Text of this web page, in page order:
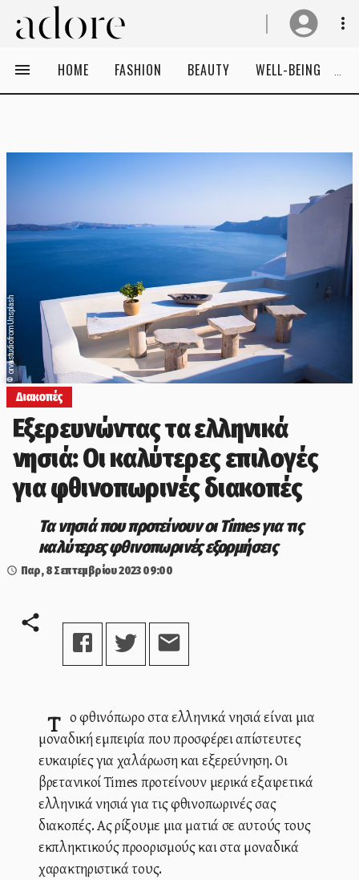
HOME FASHION BEAUTY WELL-BEING
©
orva studio from Unsplash
Διακοπές
Εξερευνώντας τα ελληνικά
νησιά: Οι καλύτερες επιλογές
για φθινοπωρινές διακοπές
Τα νησιά που προτείνουν οι Times για τις
καλύτερες φθινοπωρινές εξορμήσεις
Παρ, 8 Σεπτεμβρίου 202309:00
Το φθινόπωρο στα ελληνικά νησιά είναι μια
μοναδική εμπειρία που προσφέρει απίστευτες
ευκαιρίες για χαλάρωση και εξερεύνηση. Οι
βρετανικοί Times προτείνουν μερικά εξαιρετικά
ελληνικά νησιά για τις φθινοπωρινές σας
διακοπές. Ας ρίξουμε μια ματιά σε αυτούς τους
εκπληκτικούς προορισμούς και στα μοναδικά
χαρακτηριστικά τους.